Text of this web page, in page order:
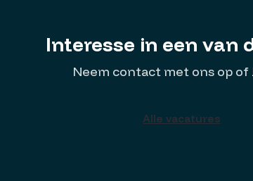
Interesse in een van
Neem contact met ons op of
Alle vacatures